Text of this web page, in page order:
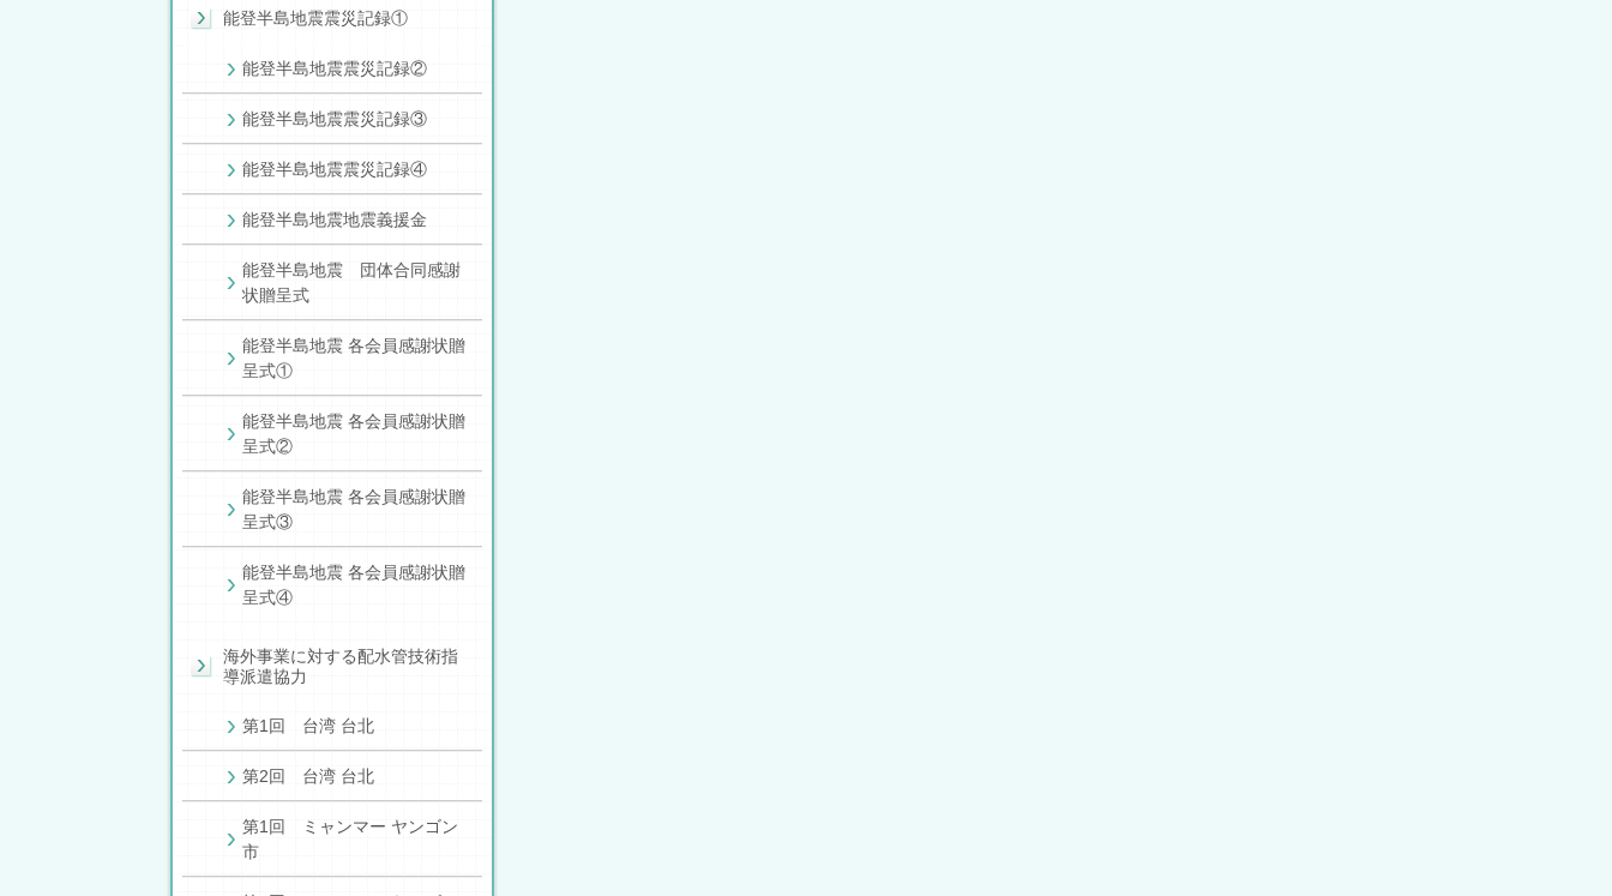
能登半島地震震災記録①
能登半島地震震災記録②
能登半島地震震災記録③
能登半島地震震災記録④
能登半島地震地震義援金
能登半島地震 団体合同感謝
状贈呈式
能登半島地震 各会員感謝状贈
呈式①
能登半島地震 各会員感謝状贈
呈式②
能登半島地震 各会員感謝状贈
呈式③
能登半島地震 各会員感謝状贈
呈式④
海外事業に対する配水管技術指
導派遣協力
第1回 台湾 台北
第2回 台湾 台北
第1回 ミャンマー ヤンゴン
市